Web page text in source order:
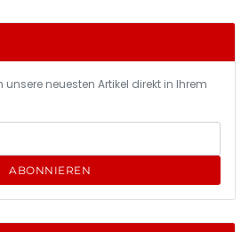
unsere neuesten Artikel direkt in Ihrem
ABONNIEREN